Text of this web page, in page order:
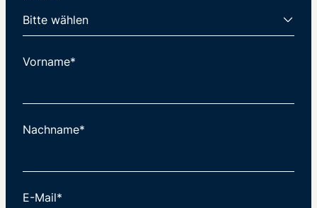
Vorname*
Nachname*
E-Mail*